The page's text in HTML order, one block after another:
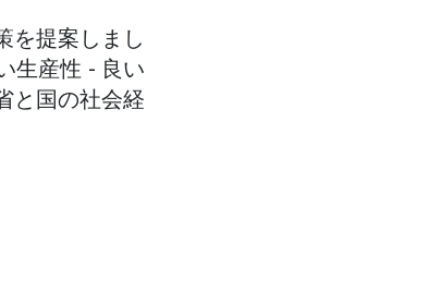
を提案しまし
生産性 - 良い
と国の社会経